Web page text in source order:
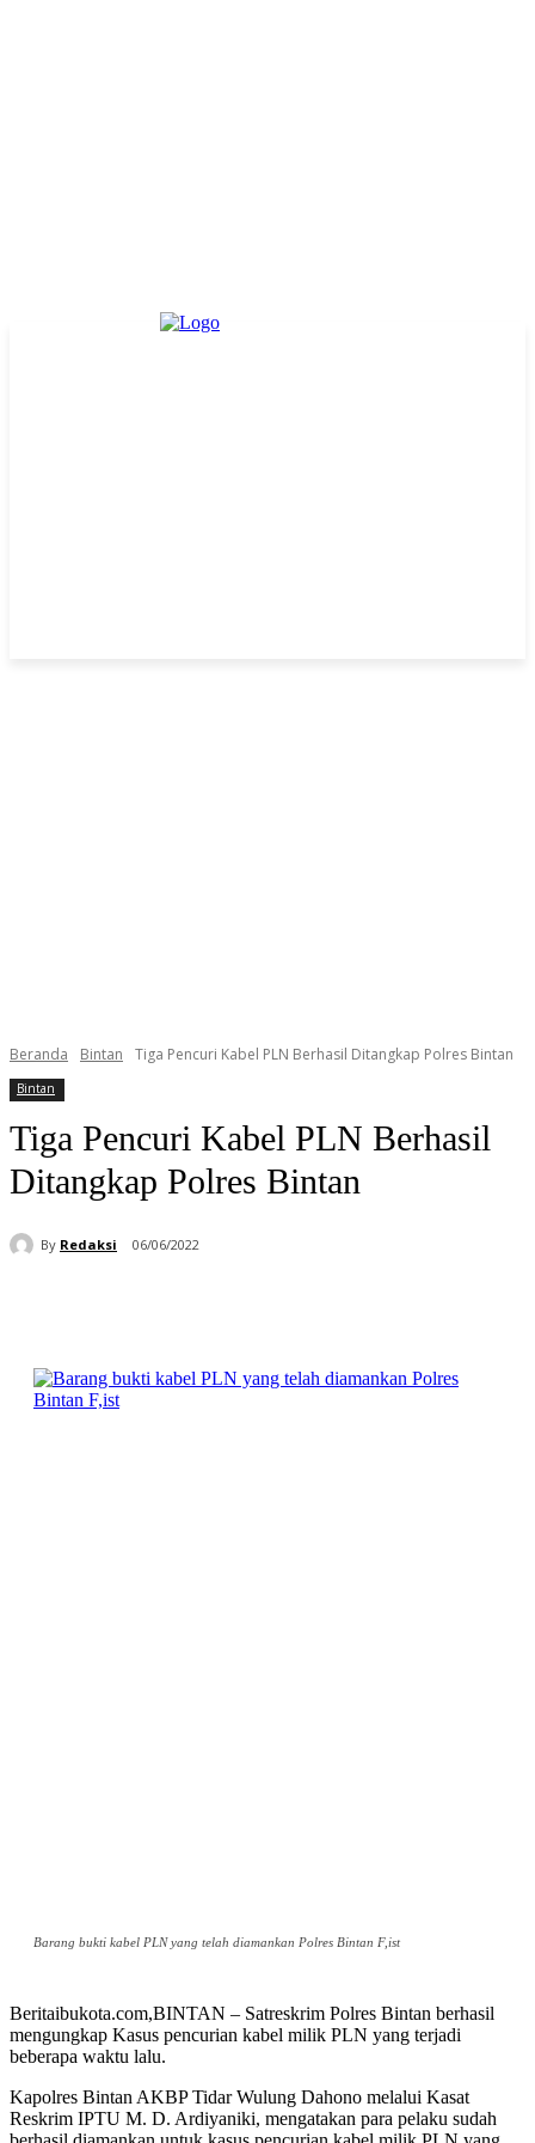
Beranda Bintan Tiga Pencuri Kabel PLN Berhasil Ditangkap Polres Bintan
Bintan
Tiga Pencuri Kabel PLN Berhasil
Ditangkap Polres Bintan
By Redaksi 06/06/2022
Barang bukti kabel PLN yang telah diamankan Polres Bintan F,ist
Beritaibukota.com,BINTAN – Satreskrim Polres Bintan berhasil
mengungkap Kasus pencurian kabel milik PLN yang terjadi
beberapa waktu lalu.
Kapolres Bintan AKBP Tidar Wulung Dahono melalui Kasat
Reskrim IPTU M. D. Ardiyaniki, mengatakan para pelaku sudah